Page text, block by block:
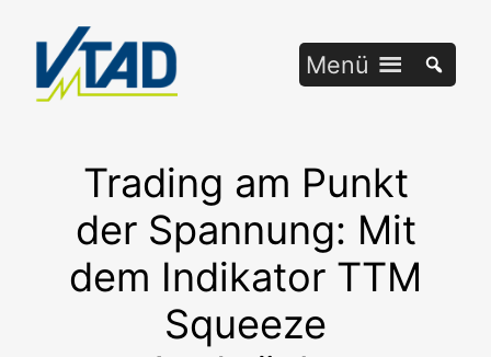
springen
Menü
Trading am Punkt
der Spannung: Mit
dem Indikator TTM
Squeeze